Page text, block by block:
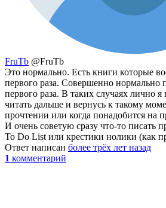
FruTb @FruTb
Это нормально. Есть книги которые
первого раза. Совершенно нормально
первого раза. В таких случаях лично
читать дальше и вернусь к такому
прочтении или когда понадобится на
И очень советую сразу что-то писать
To Do List или крестики нолики (как
Ответ написан более трёх лет назад
1 комментарий